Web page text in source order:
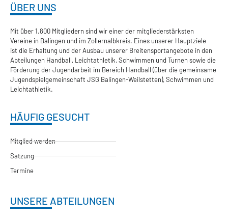
ÜBER UNS
Mit über 1.800 Mitgliedern sind wir einer der mitgliederstärksten
Vereine in Balingen und im Zollernalbkreis. Eines unserer Hauptziele
ist die Erhaltung und der Ausbau unserer Breitensportangebote in den
Abteilungen Handball, Leichtathletik, Schwimmen und Turnen sowie die
Förderung der Jugendarbeit im Bereich Handball (über die gemeinsame
Jugendspielgemeinschaft JSG Balingen-Weilstetten), Schwimmen und
Leichtathletik.
HÄUFIG GESUCHT
Mitglied werden
Satzung
Termine
UNSERE ABTEILUNGEN